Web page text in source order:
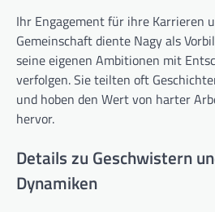
Ihr Engagement für ihre Karrieren
Gemeinschaft diente Nagy als
seine eigenen Ambitionen mit
verfolgen. Sie teilten oft
und hoben den Wert von harter
hervor.
Details zu Geschwistern
Dynamiken